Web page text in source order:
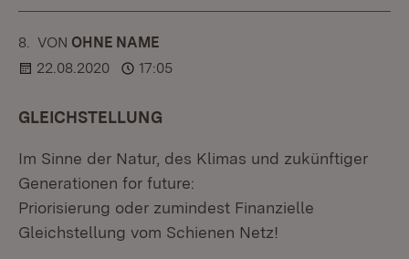
8. KOMMENTAR
VON :OHNE NAME
22.08.2020
17:05
GLEICHSTELLUNG
Im Sinne der Natur, des Klimas und zukünftiger
Generationen for future:
Priorisierung oder zumindest Finanzielle
Gleichstellung vom Schienen Netz!